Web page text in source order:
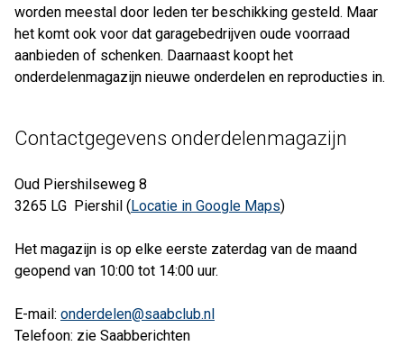
worden meestal door leden ter beschikking gesteld. Maar
het komt ook voor dat garagebedrijven oude voorraad
aanbieden of schenken. Daarnaast koopt het
onderdelenmagazijn nieuwe onderdelen en reproducties in.
Contactgegevens onderdelenmagazijn
Oud Piershilseweg 8
3265 LG Piershil ( Locatie in Google Maps)
Het magazijn is op elke eerste zaterdag van de maand
geopend van 10:00 tot 14:00 uur.
E-mail: onderdelen@saabclub.nl
Telefoon: zie Saabberichten